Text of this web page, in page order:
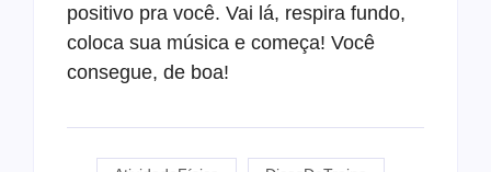
positivo pra você. Vai lá, respira fundo,
coloca sua música e começa! Você
consegue, de boa!